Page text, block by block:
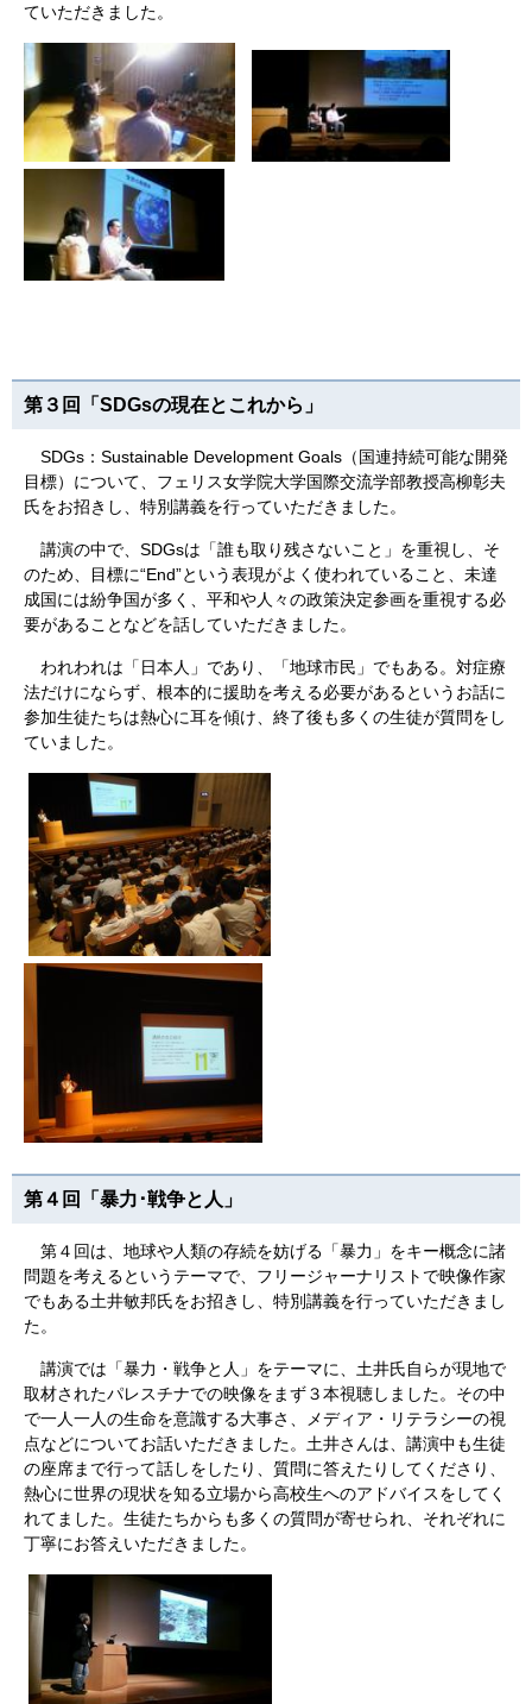
ていただきました。
第３回「SDGsの現在とこれから」
SDGs：Sustainable Development Goals（国連持続可能な開発
目標）について、フェリス女学院大学国際交流学部教授高柳彰夫
氏をお招きし、特別講義を行っていただきました。
講演の中で、SDGsは「誰も取り残さないこと」を重視し、そ
のため、目標に“End”という表現がよく使われていること、未達
成国には紛争国が多く、平和や人々の政策決定参画を重視する必
要があることなどを話していただきました。
われわれは「日本人」であり、「地球市民」でもある。対症療
法だけにならず、根本的に援助を考える必要があるというお話に
参加生徒たちは熱心に耳を傾け、終了後も多くの生徒が質問をし
ていました。
第４回「暴力･戦争と人」
第４回は、地球や人類の存続を妨げる「暴力」をキー概念に諸
問題を考えるというテーマで、フリージャーナリストで映像作家
でもある土井敏邦氏をお招きし、特別講義を行っていただきまし
た。
講演では「暴力・戦争と人」をテーマに、土井氏自らが現地で
取材されたパレスチナでの映像をまず３本視聴しました。その中
で一人一人の生命を意識する大事さ、メディア・リテラシーの視
点などについてお話いただきました。土井さんは、講演中も生徒
の座席まで行って話しをしたり、質問に答えたりしてくださり、
熱心に世界の現状を知る立場から高校生へのアドバイスをしてく
れてました。生徒たちからも多くの質問が寄せられ、それぞれに
丁寧にお答えいただきました。